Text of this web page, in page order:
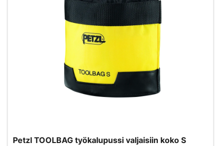
Petzl TOOLBAG työkalupussi valjaisiin koko S